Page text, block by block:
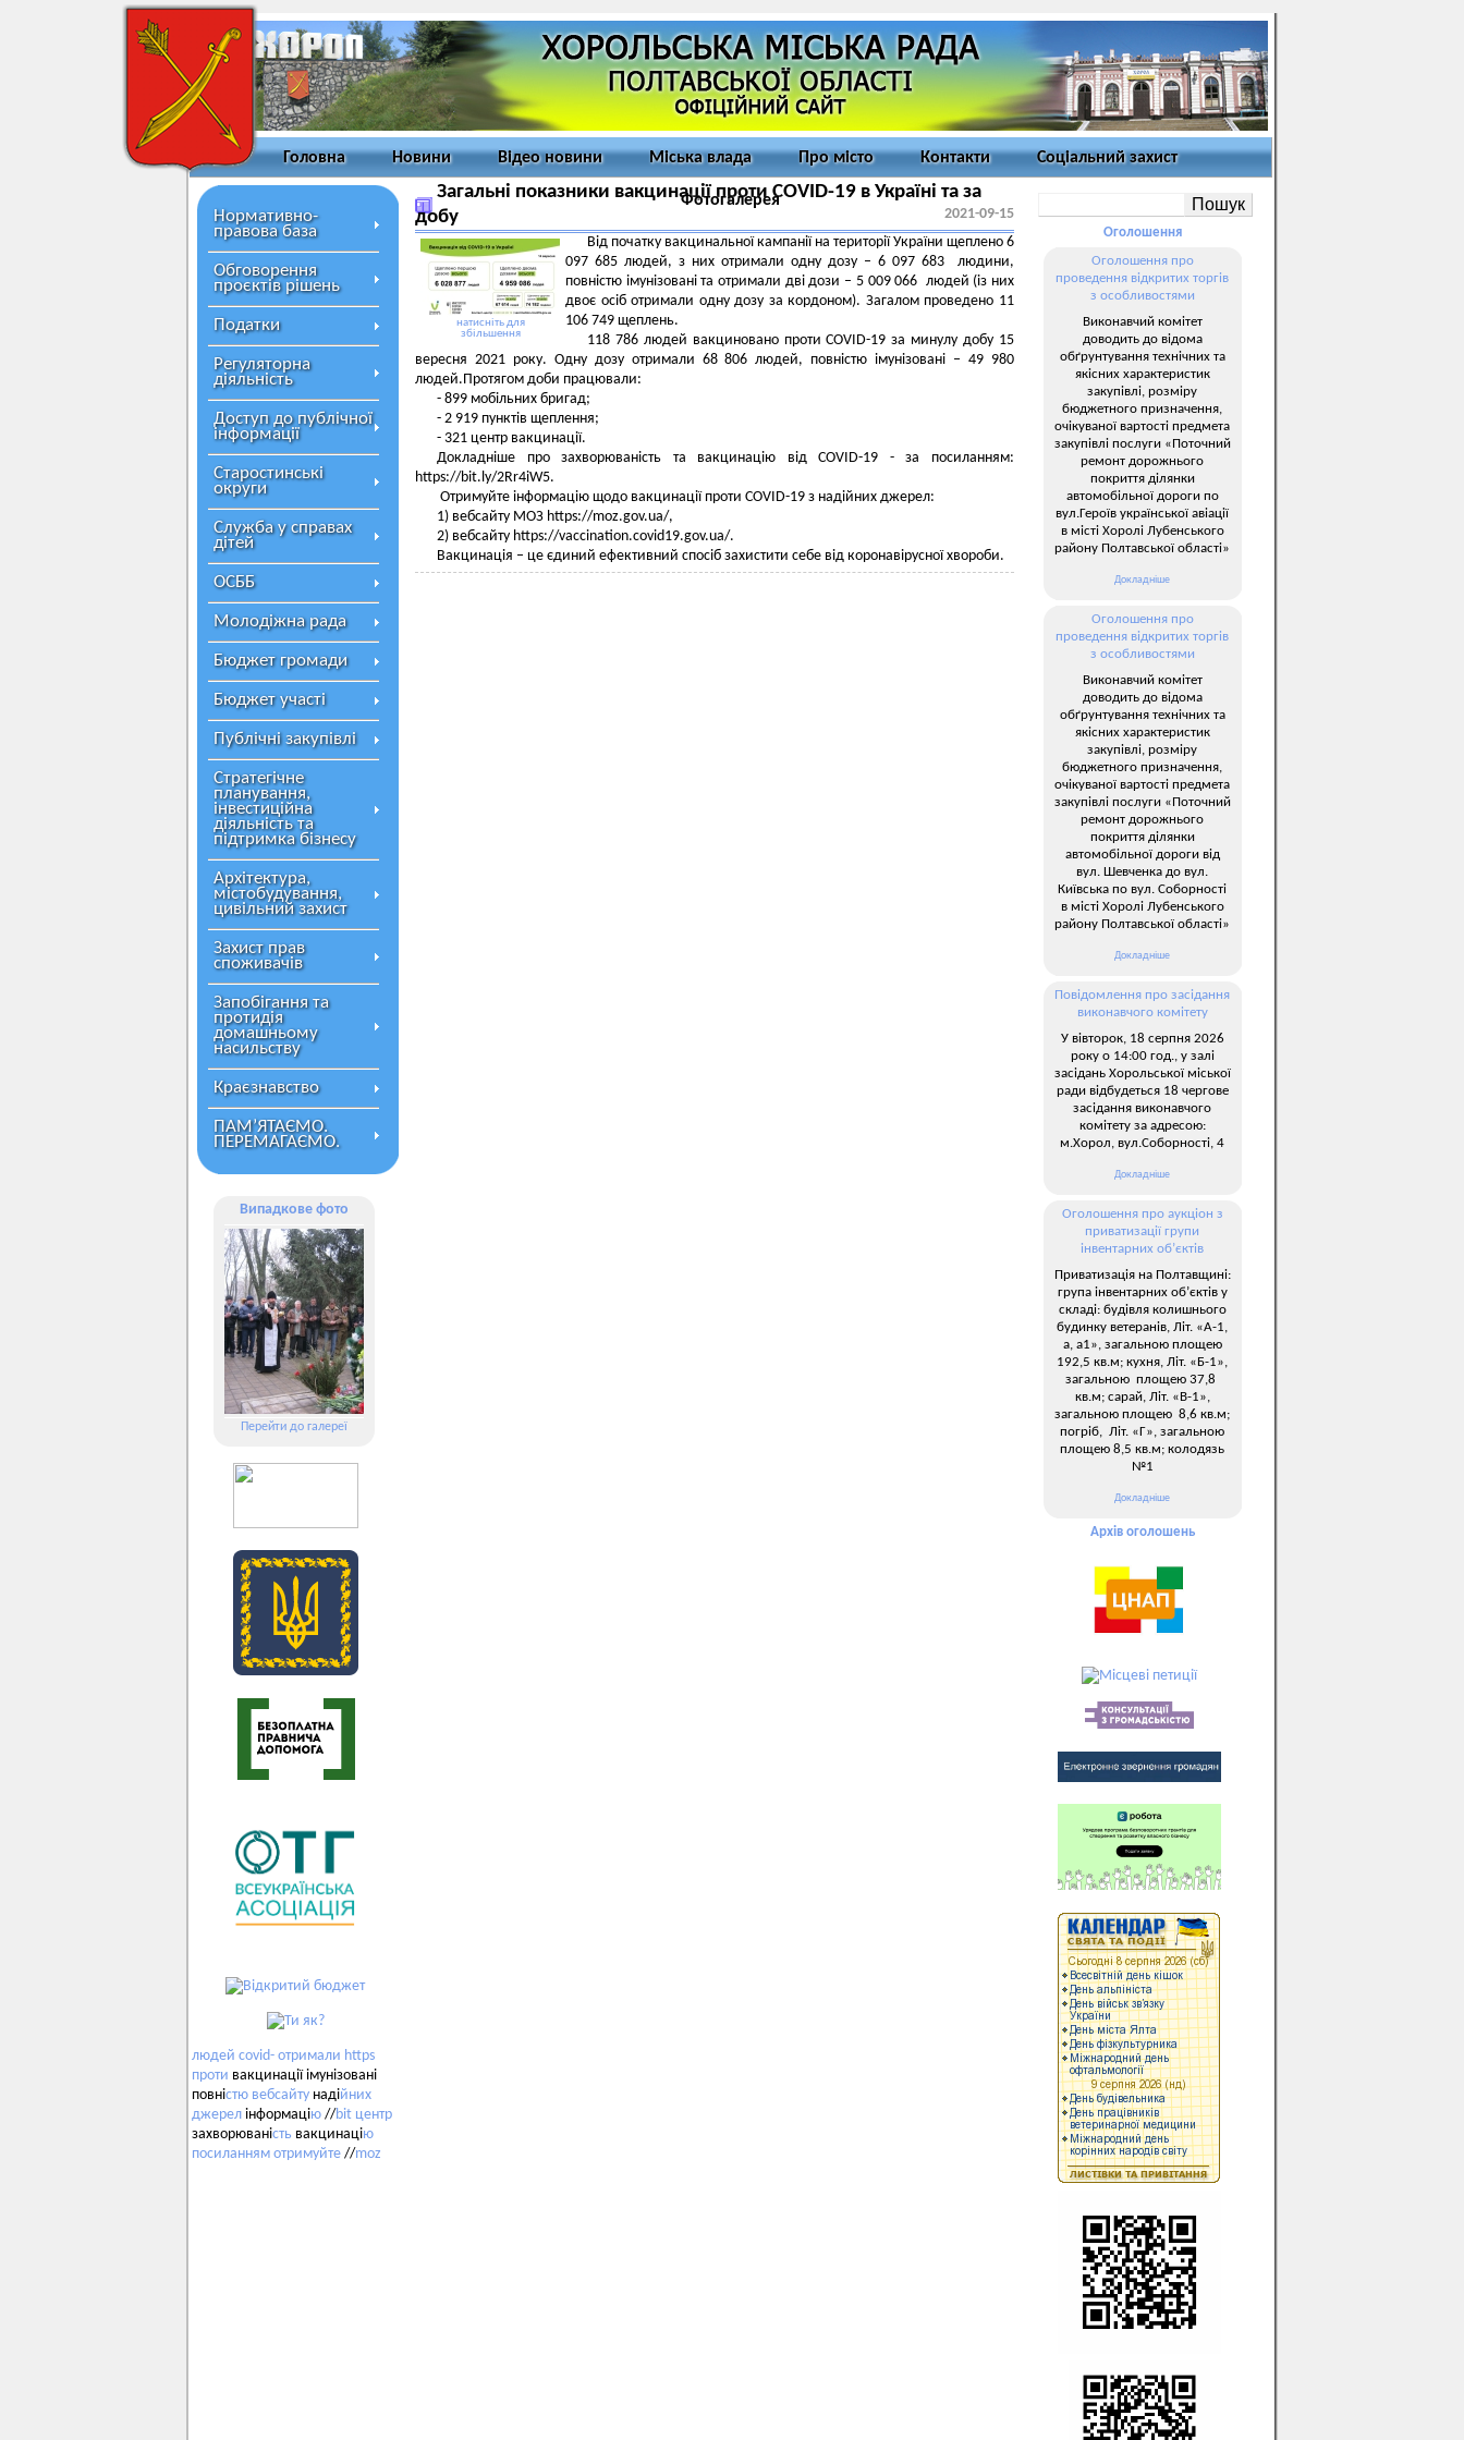
Головна Новини Відео новини Міська влада Про місто Контакти Соціальний захист
Фотогалерея
Нормативно-
правова база
Обговорення
проєктів рішень
Податки
Регуляторна
діяльність
Доступ до публічної
інформації
Старостинські
округи
Служба у справах
дітей
ОСББ
Молодіжна рада
Бюджет громади
Бюджет участі
Публічні закупівлі
Стратегічне
планування,
інвестиційна
діяльність та
підтримка бізнесу
Архітектура,
містобудування,
цивільний захист
Захист прав
споживачів
Запобігання та
протидія
домашньому
насильству
Краєзнавство
ПАМ’ЯТАЄМО.
ПЕРЕМАГАЄМО.
Випадкове фото
Перейти до галереї
людей covid- отримали https
проти вакцинації імунізовані
повністю вебсайту надійних
джерел інформацію //bit центр
захворюваність вакцинацію
посиланням отримуйте //moz
Загальні показники вакцинації проти COVID-19 в Україні та за
добу
2021-09-15
натисніть для
збільшення
Від початку вакцинальної кампанії на території України щеплено 6
097 685 людей, з них отримали одну дозу – 6 097 683 людини,
повністю імунізовані та отримали дві дози – 5 009 066 людей (із них
двоє осіб отримали одну дозу за кордоном). Загалом проведено 11
106 749 щеплень.
118 786 людей вакциновано проти COVID-19 за минулу добу 15
вересня 2021 року. Одну дозу отримали 68 806 людей, повністю імунізовані – 49 980
людей.Протягом доби працювали:
- 899 мобільних бригад;
- 2 919 пунктів щеплення;
- 321 центр вакцинації.
Докладніше про захворюваність та вакцинацію від COVID-19 - за посиланням:
https://bit.ly/2Rr4iW5.
Отримуйте інформацію щодо вакцинації проти COVID-19 з надійних джерел:
1) вебсайту МОЗ https://moz.gov.ua/,
2) вебсайту https://vaccination.covid19.gov.ua/.
Вакцинація – це єдиний ефективний спосіб захистити себе від коронавірусної хвороби.
Оголошення
Оголошення про
проведення відкритих торгів
з особливостями
Виконавчий комітет
доводить до відома
обґрунтування технічних та
якісних характеристик
закупівлі, розміру
бюджетного призначення,
очікуваної вартості предмета
закупівлі послуги «Поточний
ремонт дорожнього
покриття ділянки
автомобільної дороги по
вул.Героїв української авіації
в місті Хоролі Лубенського
району Полтавської області»
Докладніше
Оголошення про
проведення відкритих торгів
з особливостями
Виконавчий комітет
доводить до відома
обґрунтування технічних та
якісних характеристик
закупівлі, розміру
бюджетного призначення,
очікуваної вартості предмета
закупівлі послуги «Поточний
ремонт дорожнього
покриття ділянки
автомобільної дороги від
вул. Шевченка до вул.
Київська по вул. Соборності
в місті Хоролі Лубенського
району Полтавської області»
Докладніше
Повідомлення про засідання
виконавчого комітету
У вівторок, 18 серпня 2026
року о 14:00 год., у залі
засідань Хорольської міської
ради відбудеться 18 чергове
засідання виконавчого
комітету за адресою:
м.Хорол, вул.Соборності, 4
Докладніше
Оголошення про аукціон з
приватизації групи
інвентарних об’єктів
Приватизація на Полтавщині:
група інвентарних об’єктів у
складі: будівля колишнього
будинку ветеранів, Літ. «А-1,
а, а1», загальною площею
192,5 кв.м; кухня, Літ. «Б-1»,
загальною площею 37,8
кв.м; сарай, Літ. «В-1»,
загальною площею 8,6 кв.м;
погріб, Літ. «Г», загальною
площею 8,5 кв.м; колодязь
№1
Докладніше
Архів оголошень